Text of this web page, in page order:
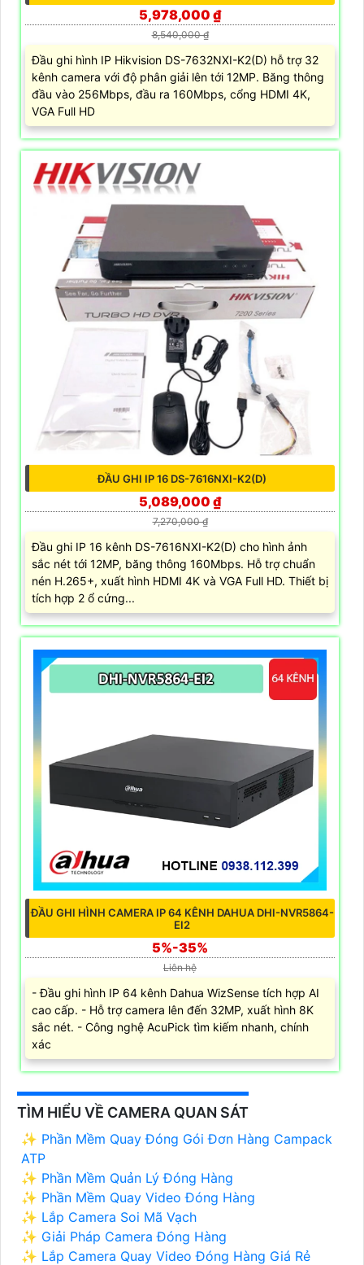
5,978,000 ₫
8,540,000 ₫
Đầu ghi hình IP Hikvision DS-7632NXI-K2(D) hỗ trợ 32
kênh camera với độ phân giải lên tới 12MP. Băng thông
đầu vào 256Mbps, đầu ra 160Mbps, cổng HDMI 4K,
VGA Full HD
ĐẦU GHI IP 16 DS-7616NXI-K2(D)
5,089,000 ₫
7,270,000 ₫
Đầu ghi IP 16 kênh DS-7616NXI-K2(D) cho hình ảnh
sắc nét tới 12MP, băng thông 160Mbps. Hỗ trợ chuẩn
nén H.265+, xuất hình HDMI 4K và VGA Full HD. Thiết bị
tích hợp 2 ổ cứng...
ĐẦU GHI HÌNH CAMERA IP 64 KÊNH DAHUA DHI-NVR5864-
EI2
5%-35%
Liên hệ
- Đầu ghi hình IP 64 kênh Dahua WizSense tích hợp AI
cao cấp. - Hỗ trợ camera lên đến 32MP, xuất hình 8K
sắc nét. - Công nghệ AcuPick tìm kiếm nhanh, chính
xác
TÌM HIỂU VỀ CAMERA QUAN SÁT
✨ Phần Mềm Quay Đóng Gói Đơn Hàng Campack
ATP
✨ Phần Mềm Quản Lý Đóng Hàng
✨ Phần Mềm Quay Video Đóng Hàng
✨ Lắp Camera Soi Mã Vạch
✨ Giải Pháp Camera Đóng Hàng
✨ Lắp Camera Quay Video Đóng Hàng Giá Rẻ